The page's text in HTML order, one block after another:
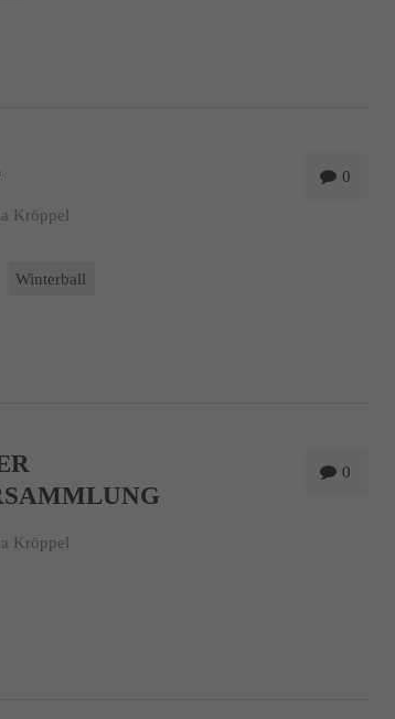
0
Kröppel
Winterball
0
Kröppel